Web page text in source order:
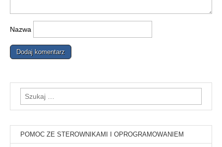
Nazwa
Szukaj:
POMOC ZE STEROWNIKAMI I OPROGRAMOWANIEM